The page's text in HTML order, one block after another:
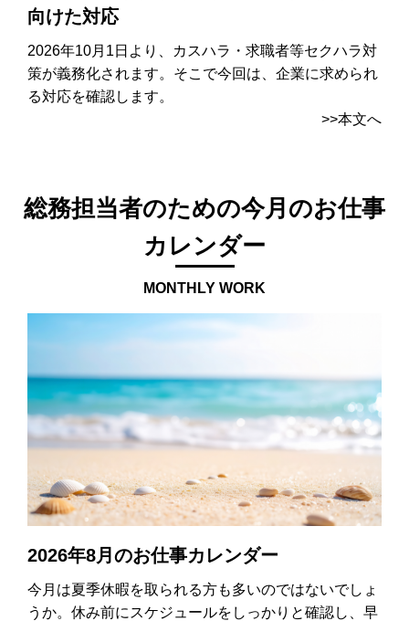
向けた対応
2026年10月1日より、カスハラ・求職者等セクハラ対
策が義務化されます。そこで今回は、企業に求められ
る対応を確認します。
>>本文へ
総務担当者のための今月のお仕事
カレンダー
MONTHLY WORK
2026年8月のお仕事カレンダー
今月は夏季休暇を取られる方も多いのではないでしょ
うか。休み前にスケジュールをしっかりと確認し、早